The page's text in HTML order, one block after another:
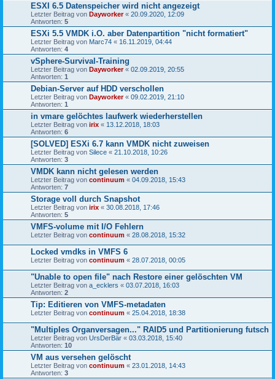
ESXI 6.5 Datenspeicher wird nicht angezeigt
Letzter Beitrag von Dayworker« 20.09.2020, 12:09
Antworten: 5
ESXi 5.5 VMDK i.O. aber Datenpartition "nicht formatiert"
Letzter Beitrag von Marc74 « 16.11.2019, 04:44
Antworten: 4
vSphere-Survival-Training
Letzter Beitrag von Dayworker« 02.09.2019, 20:55
Antworten: 1
Debian-Server auf HDD verschollen
Letzter Beitrag von Dayworker« 09.02.2019, 21:10
Antworten: 1
in vmare gelöchtes laufwerk wiederherstellen
Letzter Beitrag von irix « 13.12.2018, 18:03
Antworten: 6
[SOLVED] ESXi 6.7 kann VMDK nicht zuweisen
Letzter Beitrag von Silece « 21.10.2018, 10:26
Antworten: 3
VMDK kann nicht gelesen werden
Letzter Beitrag von continuum « 04.09.2018, 15:43
Antworten: 7
Storage voll durch Snapshot
Letzter Beitrag von irix « 30.08.2018, 17:46
Antworten: 5
VMFS-volume mit I/O Fehlern
Letzter Beitrag von continuum « 28.08.2018, 15:32
Locked vmdks in VMFS 6
Letzter Beitrag von continuum « 28.07.2018, 00:05
"Unable to open file" nach Restore einer gelöschten VM
Letzter Beitrag von a_ecklers « 03.07.2018, 16:03
Antworten: 2
Tip: Editieren von VMFS-metadaten
Letzter Beitrag von continuum « 25.04.2018, 18:38
"Multiples Organversagen..." RAID5 und Partitionierung futsch
Letzter Beitrag von UrsDerBär « 03.03.2018, 15:40
Antworten: 10
VM aus versehen gelöscht
Letzter Beitrag von continuum « 23.01.2018, 14:43
Antworten: 3